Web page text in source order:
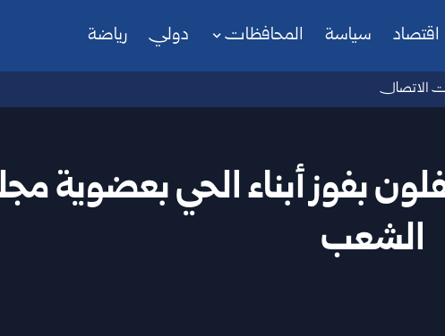
اقتصاد سياسة المحافظات دولي رياضة
الاتصال
بفوز أبناء الحي بعضوية
الشعب